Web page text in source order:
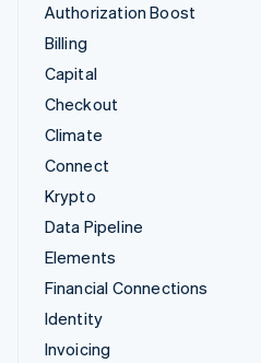
Authorization Boost
Billing
Capital
Checkout
Climate
Connect
Krypto
Data Pipeline
Elements
Financial Connections
Identity
Invoicing